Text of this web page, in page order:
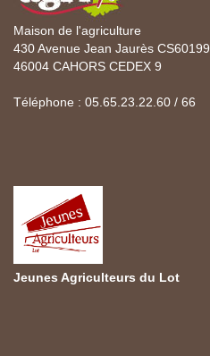
Maison de l'agriculture
430 Avenue Jean Jaurès CS60199
46004 CAHORS CEDEX 9
Téléphone : 05.65.23.22.60 / 66
Jeunes Agriculteurs du Lot